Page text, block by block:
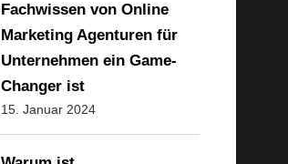
Fachwissen von Online
Marketing Agenturen für
Unternehmen ein Game-
Changer ist
15. Januar 2024